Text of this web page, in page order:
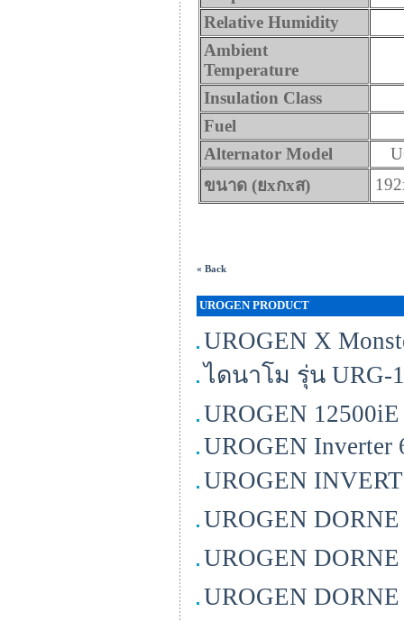
Relative Humidity
Ambient
Temperature
Insulation Class
Fuel
Alternator Model
ขนาด (ยxกxส)
« Back
UROGEN PRODUCT
UROGEN X
ไดนาโม รุ่น URG-
UROGEN
UROGEN Inverter
UROGEN
UROGEN
UROGEN
UROGEN